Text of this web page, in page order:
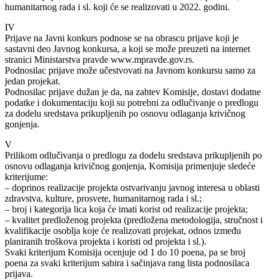
humanitarnog rada i sl. koji će se realizovati u 2022. godini.
IV
Prijave na Javni konkurs podnose se na obrascu prijave koji je
sastavni deo Javnog konkursa, a koji se može preuzeti na internet
stranici Ministarstva pravde www.mpravde.gov.rs.
Podnosilac prijave može učestvovati na Javnom konkursu samo za
jedan projekat.
Podnosilac prijave dužan je da, na zahtev Komisije, dostavi dodatne
podatke i dokumentaciju koji su potrebni za odlučivanje o predlogu
za dodelu sredstava prikupljenih po osnovu odlaganja krivičnog
gonjenja.
V
Prilikom odlučivanja o predlogu za dodelu sredstava prikupljenih po
osnovu odlaganja krivičnog gonjenja, Komisija primenjuje sledeće
kriterijume:
– doprinos realizacije projekta ostvarivanju javnog interesa u oblasti
zdravstva, kulture, prosvete, humanitarnog rada i sl.;
– broj i kategorija lica koja će imati korist od realizacije projekta;
– kvalitet predloženog projekta (predložena metodologija, stručnost i
kvalifikacije osoblja koje će realizovati projekat, odnos između
planiranih troškova projekta i koristi od projekta i sl.).
Svaki kriterijum Komisija ocenjuje od 1 do 10 poena, pa se broj
poena za svaki kriterijum sabira i sačinjava rang lista podnosilaca
prijava.